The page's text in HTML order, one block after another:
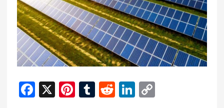
F
X
Pi T
R
Li